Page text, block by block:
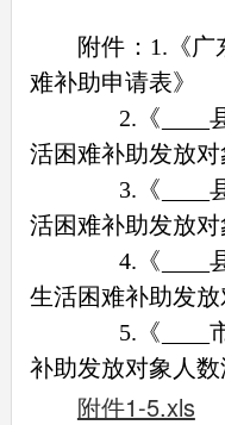
附件：1.《广
难补助申请表》
2.《____县（
活困难补助发放对
3.《____县（
活困难补助发放对
4.《____县（
生活困难补助发放
5.《____市原
补助发放对象人数
附件1-5.xls